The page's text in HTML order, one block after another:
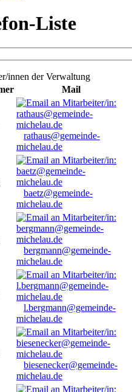
Liste
innen der Verwaltung
Mail
rathaus@gemeinde-
michelau.de
baetz@gemeinde-
michelau.de
bergmann@gemeinde-
michelau.de
l.bergmann@gemeinde-
michelau.de
biesenecker@gemeinde-
michelau.de